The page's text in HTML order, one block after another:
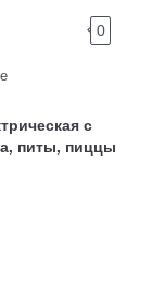
0
с
питы, пиццы